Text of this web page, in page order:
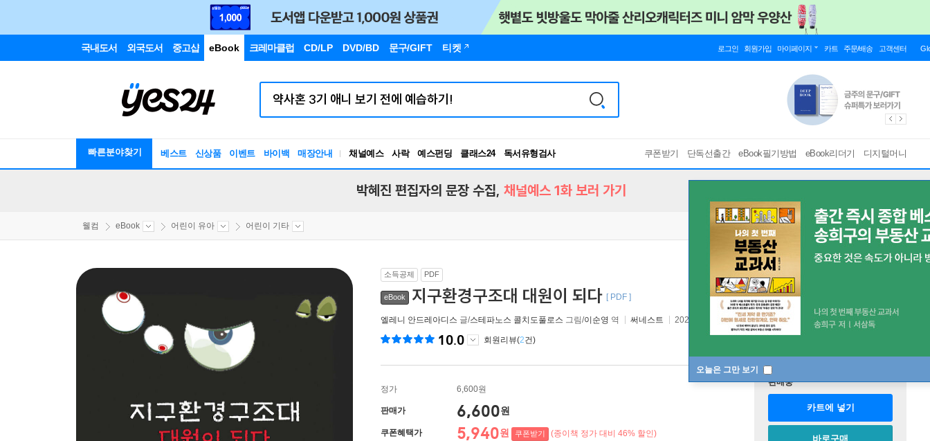
국내도서 외국도서 중고샵 eBook 크레마클럽 CD/LP DVD/BD 문구/GIFT 티켓 로그인 회원가입 마이페이지 카트 주문/배송 고객센터
빠른분야찾기 베스트 신상품 이벤트 바이백 매장안내 채널예스 사락 예스펀딩 클래스24
독서유형검사
RBTI Lab
쿠폰받기 단독선출간 eBook필기방법 eBook리더기 디지털머니
오늘은 그만 보기
박혜진 편집자의 문장 수집, 채널예스 1화 보러 가기
웰컴 eBook 어린이 유아 어린이 기타
소득공제 PDF
eBook 지구환경구조대 대원이 되다 [ PDF ]
엘레니 안드레아디스 글/스테파노스 콜치도풀로스 그림/이순영 역 써네스트 2022년 05월 01일
10.0 회원리뷰(2건)
정가 6,600원
판매가 6,600원
쿠폰혜택가 5,940원 쿠폰받기 (종이책 정가 대비 46% 할인)
판매중
카트에 넣기
바로구매